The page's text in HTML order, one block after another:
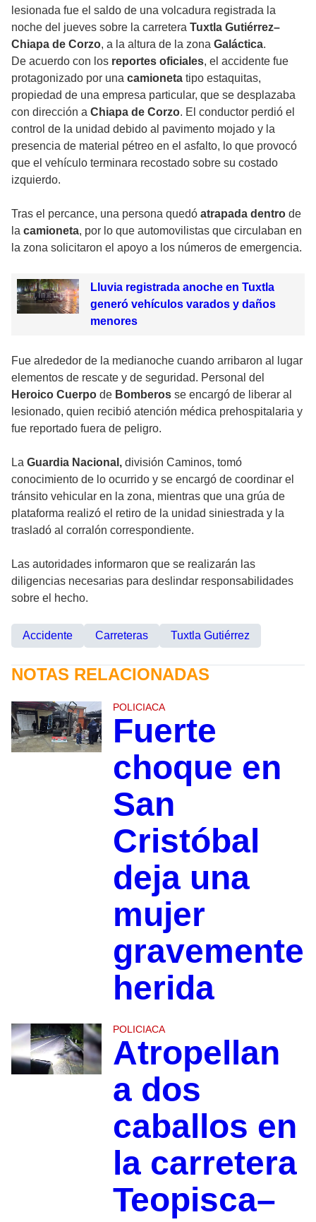
lesionada fue el saldo de una volcadura registrada la
noche del jueves sobre la carretera Tuxtla Gutiérrez–
Chiapa de Corzo, a la altura de la zona Galáctica.
De acuerdo con los reportes oficiales, el accidente fue
protagonizado por una camioneta tipo estaquitas,
propiedad de una empresa particular, que se desplazaba
con dirección a Chiapa de Corzo. El conductor perdió el
control de la unidad debido al pavimento mojado y la
presencia de material pétreo en el asfalto, lo que provocó
que el vehículo terminara recostado sobre su costado
izquierdo.
Tras el percance, una persona quedó atrapada dentro de
la camioneta, por lo que automovilistas que circulaban en
la zona solicitaron el apoyo a los números de emergencia.
Lluvia registrada anoche en Tuxtla
generó vehículos varados y daños
menores
Fue alrededor de la medianoche cuando arribaron al lugar
elementos de rescate y de seguridad. Personal del
Heroico Cuerpo de Bomberos se encargó de liberar al
lesionado, quien recibió atención médica prehospitalaria y
fue reportado fuera de peligro.
La Guardia Nacional, división Caminos, tomó
conocimiento de lo ocurrido y se encargó de coordinar el
tránsito vehicular en la zona, mientras que una grúa de
plataforma realizó el retiro de la unidad siniestrada y la
trasladó al corralón correspondiente.
Las autoridades informaron que se realizarán las
diligencias necesarias para deslindar responsabilidades
sobre el hecho.
Accidente Carreteras Tuxtla Gutiérrez
NOTAS RELACIONADAS
POLICIACA
Fuerte
choque en
San
Cristóbal
deja una
mujer
gravemente
herida
POLICIACA
Atropellan
a dos
caballos en
la carretera
Teopisca–